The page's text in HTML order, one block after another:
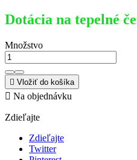
Dotácia na tepelné
Množstvo
 Vložiť do košíka
 Na objednávku
Zdieľajte
Zdieľajte
Twitter